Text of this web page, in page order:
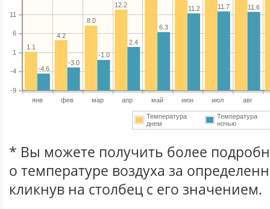
янв фев мар апр май июн июл авг
-9
-4
1
6
11
12.2
8.0
4.2
1.1
11.6
11.7
11.2
6.3
2.4
-1.0
-3.0
-4.6
Температура
днем
Температура
ночью
* Вы можете получить более
о температуре воздуха за
кликнув на столбец с его значением.